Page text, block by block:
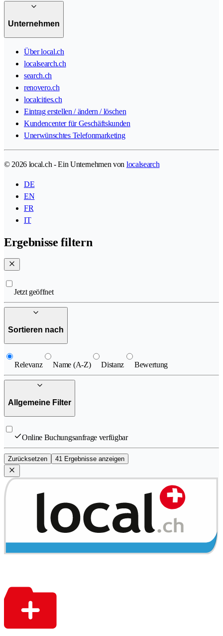
Unternehmen
Über local.ch
localsearch.ch
search.ch
renovero.ch
localcities.ch
Eintrag erstellen / ändern / löschen
Kundencenter für Geschäftskunden
Unerwünschtes Telefonmarketing
© 2026 local.ch - Ein Unternehmen von localsearch
DE
EN
FR
IT
Ergebnisse filtern
Jetzt geöffnet
Sortieren nach
Relevanz Name (A-Z) Distanz Bewertung
Allgemeine Filter
Online Buchungsanfrage verfügbar
Zurücksetzen 41 Ergebnisse anzeigen